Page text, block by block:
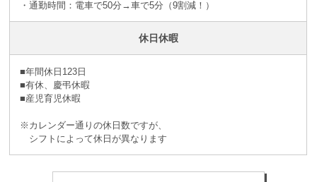
・通勤時間：電車で50分→車で5分（9割減！）
休日休暇
■年間休日123日
■有休、慶弔休暇
■産児育児休暇
※カレンダー通りの休日数ですが、
シフトによって休日が異なります